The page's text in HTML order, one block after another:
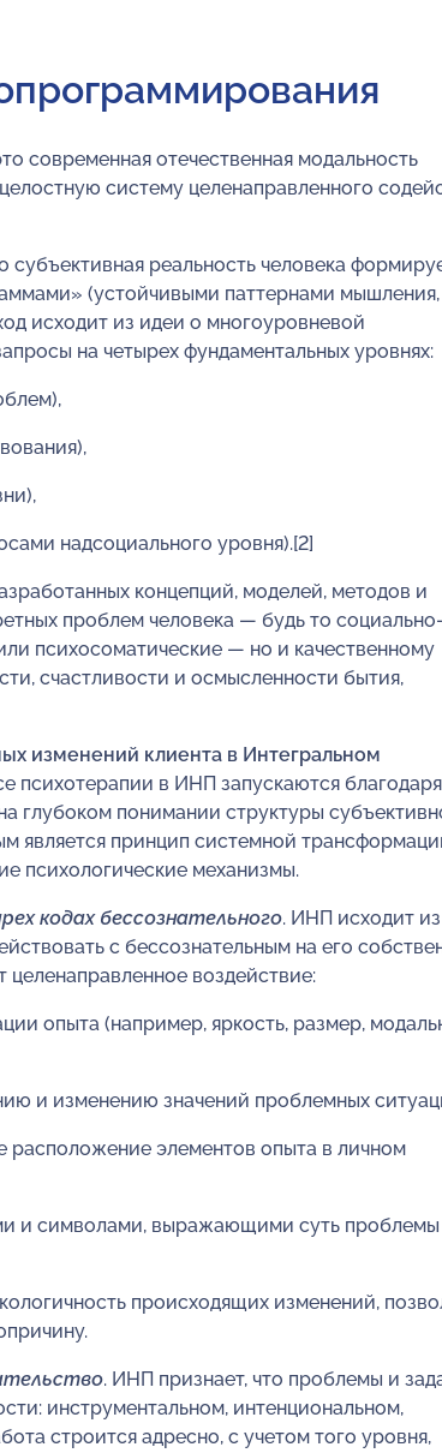
современная отечественная модальность
систему целенаправленного
реальность человека
(устойчивыми паттернами мышления,
исходит из идеи о многоуровневой
на четырех фундаментальных уровнях:
надсоциального уровня).[2]
концепций, моделей, методов и
проблем человека — будь то социально-
психосоматические — но и качественному
счастливости и осмысленности бытия,
изменений клиента в Интегральном
психотерапии в ИНП запускаются благодаря
глубоком понимании структуры
является принцип системной
психологические механизмы.
кодах бессознательного. ИНП исходит из
с бессознательным на его
воздействие:
опыта (например, яркость, размер,
и изменению значений проблемных
расположение элементов опыта в личном
и символами, выражающими суть
происходящих изменений,
. ИНП признает, что проблемы и
инструментальном, интенциональном,
строится адресно, с учетом того уровня,